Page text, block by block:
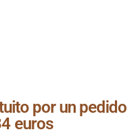
por un pedido
euros